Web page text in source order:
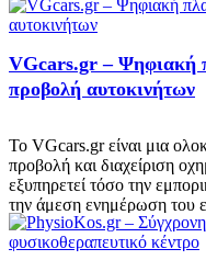
VGcars.gr – Ψηφιακή
προβολή αυτοκινήτων
Το VGcars.gr είναι μια
προβολή και διαχείριση
εξυπηρετεί τόσο την
την άμεση ενημέρωση του